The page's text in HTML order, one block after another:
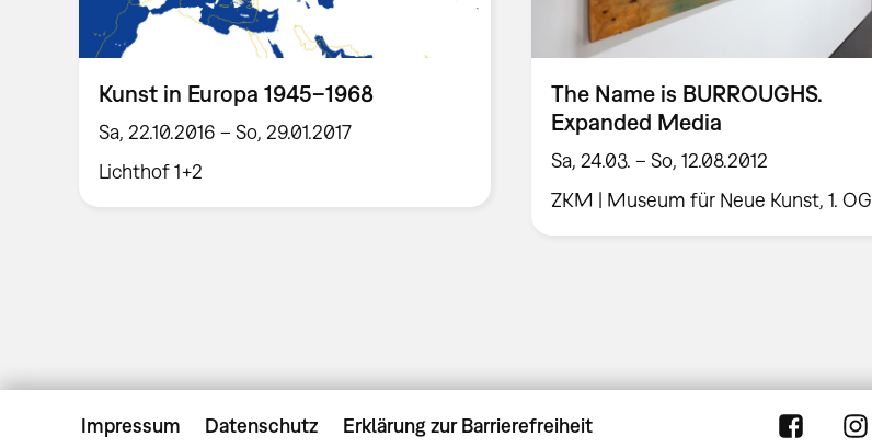
Kunst in Europa 1945–1968
Sa, 22.10.2016 – So, 29.01.2017
Lichthof 1+2
The Name is BURROUGHS.
Expanded Media
Sa, 24.03. – So, 12.08.2012
ZKM | Museum für Neue Kunst, 1. OG
Impressum Datenschutz Erklärung zur Barrierefreiheit